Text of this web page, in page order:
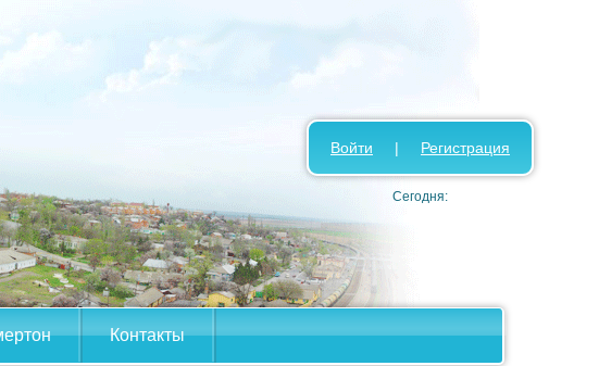
Контакты
Войти | Регистрация
Сегодня: